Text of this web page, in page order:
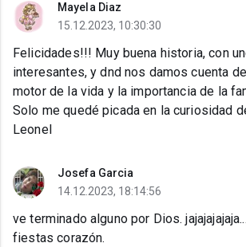
Mayela Diaz
15.12.2023, 10:30:30
Felicidades!!! Muy buena historia, con
interesantes, y dnd nos damos cuenta
motor de la vida y la importancia de la
Solo me quedé picada en la curiosidad
Leonel
Josefa Garcia
14.12.2023, 18:14:56
ve terminado alguno por Dios.
fiestas corazón.